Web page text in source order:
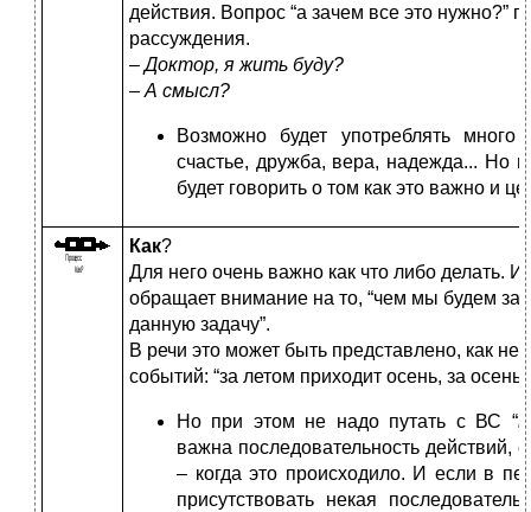
действия. Вопрос “а зачем все это нужно?”
рассуждения.
–Доктор, я жить буду?
– А смысл?
Возможно будет употреблять много
счастье, дружба, вера, надежда... Но
будет говорить о том как это важно и
Как?
Для него очень важно как что либо делать.
обращает внимание на то, “чем мы будем
данную задачу”.
В речи это может быть представлено, как
событий: “за летом приходит осень, за
Но при этом не надо путать с ВС “
важна последовательность действий,
– когда это происходило. И если в
присутствовать некая